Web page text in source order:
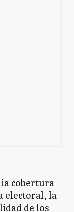
cobertura
electoral, la
de los